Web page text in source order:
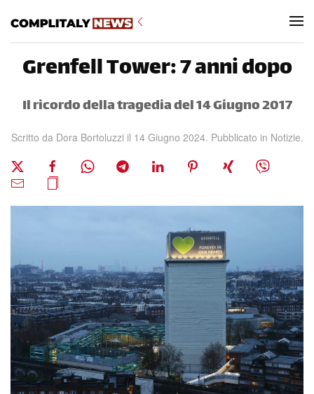
Grenfell Tower: 7 anni dopo
Il ricordo della tragedia del 14 Giugno 2017
Scritto da Dora Bortoluzziil 14 Giugno 2024. Pubblicato in Notizie.